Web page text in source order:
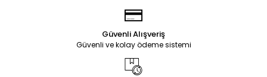
Güvenli Alışveriş
Güvenli ve kolay ödeme sistemi